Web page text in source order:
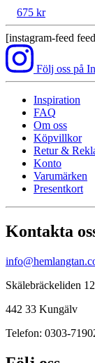
675 kr
[instagram-feed
Följ oss på
Inspiration
FAQ
Om oss
Köpvillkor
Retur &
Konto
Varumärken
Presentkort
Kontakta
Skälebräckeliden 12
442 33 Kungälv
Telefon: 0303-